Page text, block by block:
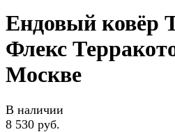
Ендовый ковёр
Флекс
Москве
В наличии
8 530 руб.